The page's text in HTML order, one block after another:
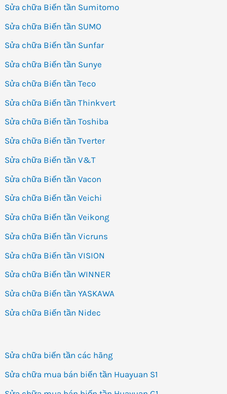
Sửa chữa Biến tần Sumitomo
Sửa chữa Biến tần SUMO
Sửa chữa Biến tần Sunfar
Sửa chữa Biến tần Sunye
Sửa chữa Biến tần Teco
Sửa chữa Biến tần Thinkvert
Sửa chữa Biến tần Toshiba
Sửa chữa Biến tần Tverter
Sửa chữa Biến tần V&T
Sửa chữa Biến tần Vacon
Sửa chữa Biến tần Veichi
Sửa chữa Biến tần Veikong
Sửa chữa Biến tần Vicruns
Sửa chữa Biến tần VISION
Sửa chữa Biến tần WINNER
Sửa chữa Biến tần YASKAWA
Sửa chữa Biến tần Nidec
Sửa chữa biến tần các hãng
Sửa chữa mua bán biến tần Huayuan S1